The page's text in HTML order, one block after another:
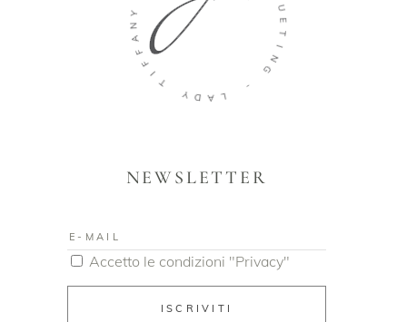
N
Q
U
E
T
I
G
-
L
A
Y
T
I
F
F
A
NEWSLETTER
Accetto le condizioni "Privacy"
ISCRIVITI